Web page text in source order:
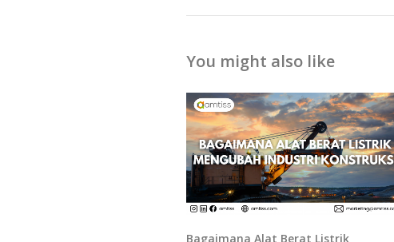
You might also like
Bagaimana Alat Berat Listrik